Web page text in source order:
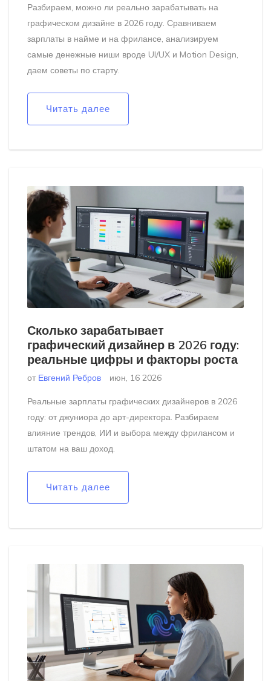
Разбираем, можно ли реально зарабатывать на
графическом дизайне в 2026 году. Сравниваем
зарплаты в найме и на фрилансе, анализируем
самые денежные ниши вроде UI/UX и Motion Design,
даем советы по старту.
Читать далее
Сколько зарабатывает
графический дизайнер в 2026 году:
реальные цифры и факторы роста
от Евгений Ребров июн, 16 2026
Реальные зарплаты графических дизайнеров в 2026
году: от джуниора до арт-директора. Разбираем
влияние трендов, ИИ и выбора между фрилансом и
штатом на ваш доход.
Читать далее